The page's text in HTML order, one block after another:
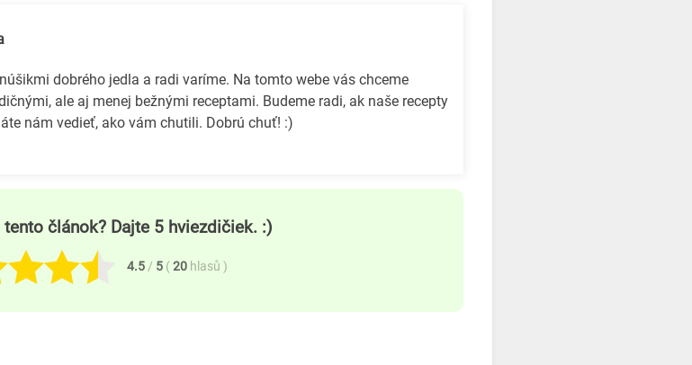
dobrého jedla a radi varíme. Na tomto webe vás chceme
ale aj menej bežnými receptami. Budeme radi, ak naše recepty
nám vedieť, ako vám chutili. Dobrú chuť! :)
tento článok? Dajte 5 hviezdičiek. :)
4.5 / 5 (20 hlasů )